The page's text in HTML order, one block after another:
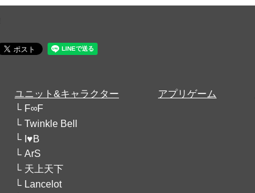
ユニット&キャラクター
F∞F
Twinkle Bell
I♥B
ArS
天上天下
Lancelot
アプリゲーム